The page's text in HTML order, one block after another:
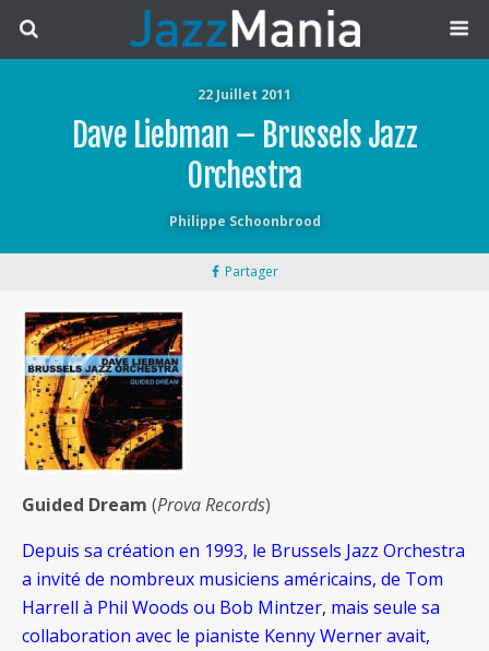
22 Juillet 2011
Dave Liebman – Brussels Jazz
Orchestra
Philippe Schoonbrood
Partager
Guided Dream (Prova Records)
Depuis sa création en 1993, le Brussels Jazz Orchestra
a invité de nombreux musiciens américains, de Tom
Harrell à Phil Woods ou Bob Mintzer, mais seule sa
collaboration avec le pianiste Kenny Werner avait,